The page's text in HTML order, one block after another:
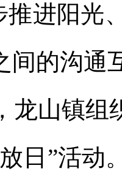
推进阳光
间的沟通
龙山镇组
日”活动